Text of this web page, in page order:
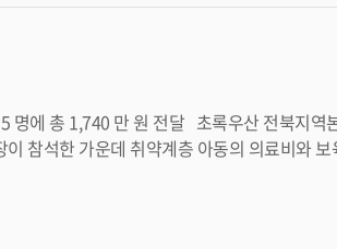
리 지원사업을 연계해 지역사회 아동의 건강